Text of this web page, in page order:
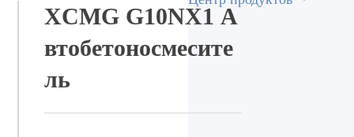
XCMG G10NX1 А
втобетоносмесите
ль